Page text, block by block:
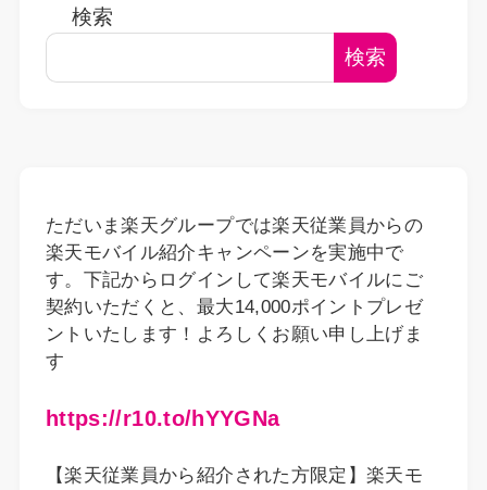
検索
検索
ただいま楽天グループでは楽天従業員からの
楽天モバイル紹介キャンペーンを実施中で
す。下記からログインして楽天モバイルにご
契約いただくと、最大14,000ポイントプレゼ
ントいたします！よろしくお願い申し上げま
す
https://r10.to/hYYGNa
【楽天従業員から紹介された方限定】楽天モ